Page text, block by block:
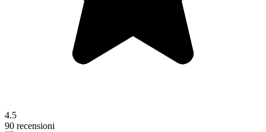
4.5
90 recensioni